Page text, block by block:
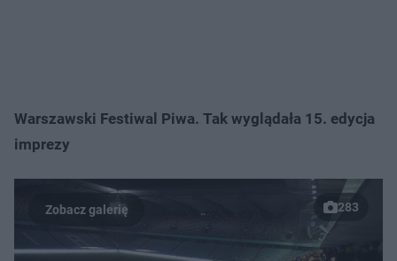
Warszawski Festiwal Piwa. Tak wyglądała 15. edycja
imprezy
283